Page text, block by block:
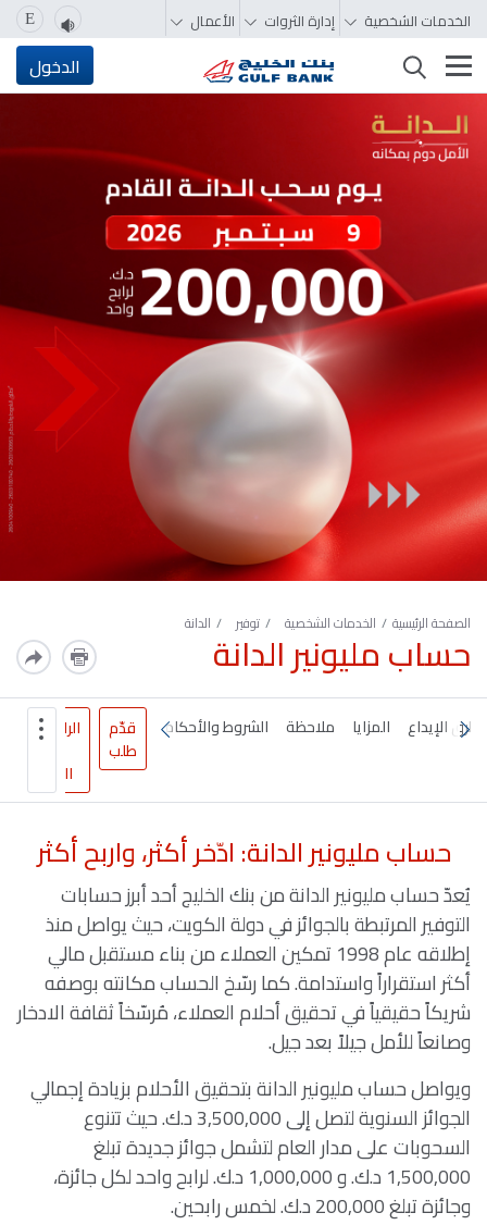
الخدمات الشخصية إدارة الثروات الأعمال E
تغيير التصفّح الدخول
الصفحة الرئيسية الخدمات الشخصية توفير الدانة
حساب مليونير الدانة
طرق الإيداع المزايا ملاحظة الشروط والأحكام
قدّم
طلب
الرابحون
الدانة
حساب مليونير الدانة: ادّخر أكثر، واربح أكثر
يُعدّ حساب مليونير الدانة من بنك الخليج أحد أبرز حسابات
التوفير المرتبطة بالجوائز في دولة الكويت، حيث يواصل منذ
إطلاقه عام 1998 تمكين العملاء من بناء مستقبل مالي
أكثر استقراراً واستدامة. كما رسّخ الحساب مكانته بوصفه
شريكاً حقيقياً في تحقيق أحلام العملاء، مُرسّخاً ثقافة الادخار
وصانعاً للأمل جيلاً بعد جيل.
ويواصل حساب مليونير الدانة بتحقيق الأحلام بزيادة إجمالي
الجوائز السنوية لتصل إلى 3,500,000 د.ك. حيث تتنوع
السحوبات على مدار العام لتشمل جوائز جديدة تبلغ
1,500,000 د.ك. و 1,000,000 د.ك. لرابح واحد لكل جائزة،
وجائزة تبلغ 200,000 د.ك. لخمس رابحين.